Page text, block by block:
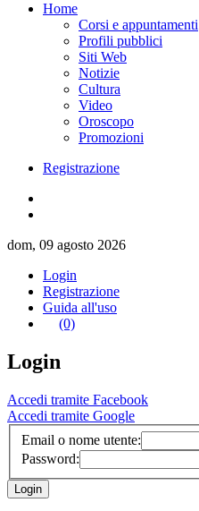
Home
Corsi e appuntamenti
Profili pubblici
Siti Web
Notizie
Cultura
Video
Oroscopo
Promozioni
Registrazione
dom, 09 agosto 2026
Login
Registrazione
Guida all'uso
(0)
Login
Accedi tramite Facebook
Accedi tramite Google
Email o nome utente:
Password: